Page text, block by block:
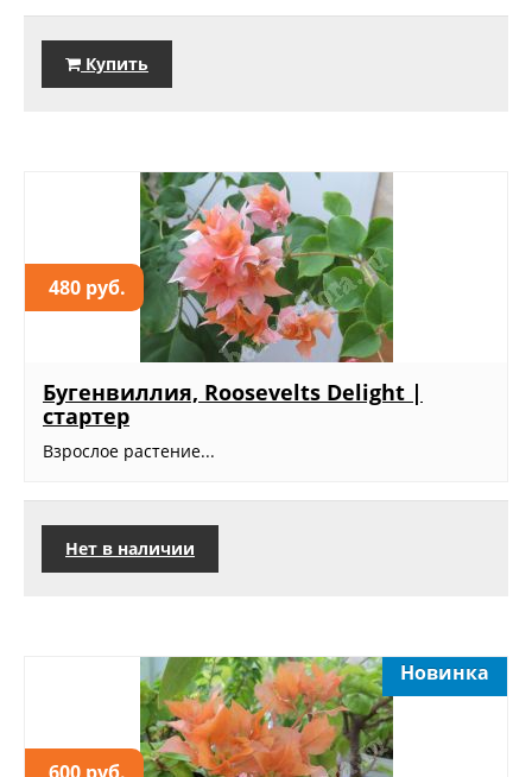
Купить
480 руб.
Бугенвиллия, Roosevelts Delight |
стартер
Взрослое растение...
Нет в наличии
Новинка